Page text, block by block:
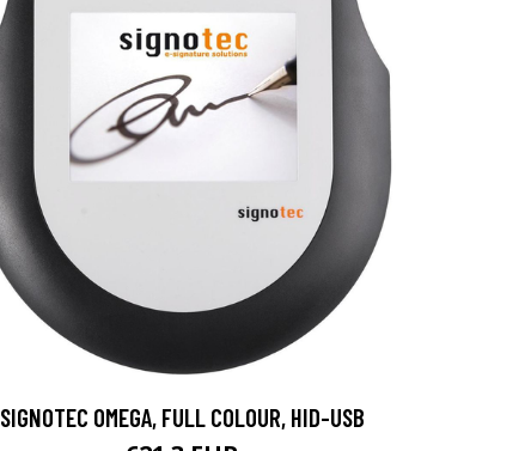
SIGNOTEC OMEGA, FULL COLOUR, HID-USB